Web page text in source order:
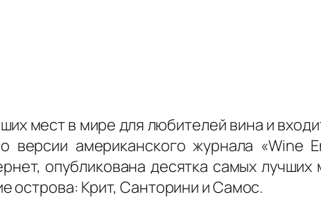
мест в мире для любителей вина и
версии американского журнала
опубликована десятка самых лучших
острова: Крит, Санторини и Самос.